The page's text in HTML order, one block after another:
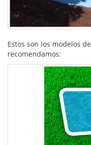
Estos son los modelos de
recomendamos: